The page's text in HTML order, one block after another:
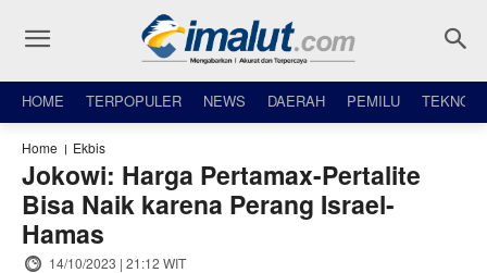
HOME TERPOPULER NEWS DAERAH PEMILU TEKNO
Home Ekbis
Jokowi: Harga Pertamax-Pertalite
Bisa Naik karena Perang Israel-
Hamas
14/10/2023 | 21:12 WIT